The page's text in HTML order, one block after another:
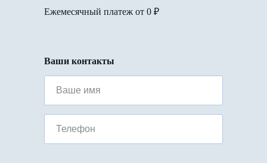
Ежемесячный платеж от 0 ₽
Ваши контакты
Ваше имя
Телефон